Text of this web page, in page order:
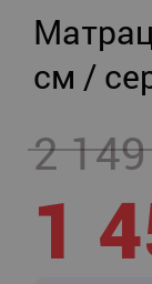
см /
2
1